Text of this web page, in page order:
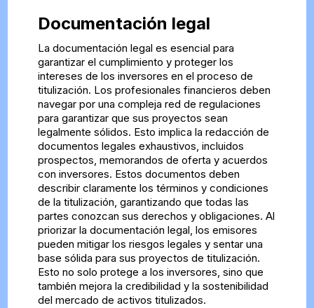
Documentación legal
La documentación legal es esencial para
garantizar el cumplimiento y proteger los
intereses de los inversores en el proceso de
titulización. Los profesionales financieros deben
navegar por una compleja red de regulaciones
para garantizar que sus proyectos sean
legalmente sólidos. Esto implica la redacción de
documentos legales exhaustivos, incluidos
prospectos, memorandos de oferta y acuerdos
con inversores. Estos documentos deben
describir claramente los términos y condiciones
de la titulización, garantizando que todas las
partes conozcan sus derechos y obligaciones. Al
priorizar la documentación legal, los emisores
pueden mitigar los riesgos legales y sentar una
base sólida para sus proyectos de titulización.
Esto no solo protege a los inversores, sino que
también mejora la credibilidad y la sostenibilidad
del mercado de activos titulizados.